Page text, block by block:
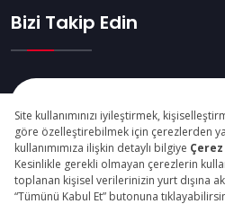
Bizi Takip Edin